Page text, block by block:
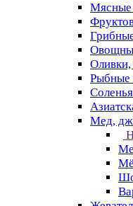
Мясные
Рыбные
Соленья
Мед,